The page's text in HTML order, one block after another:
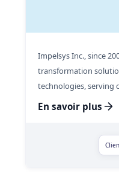
Impelsys Inc., since
transformation
technologies, serving
En savoir plus